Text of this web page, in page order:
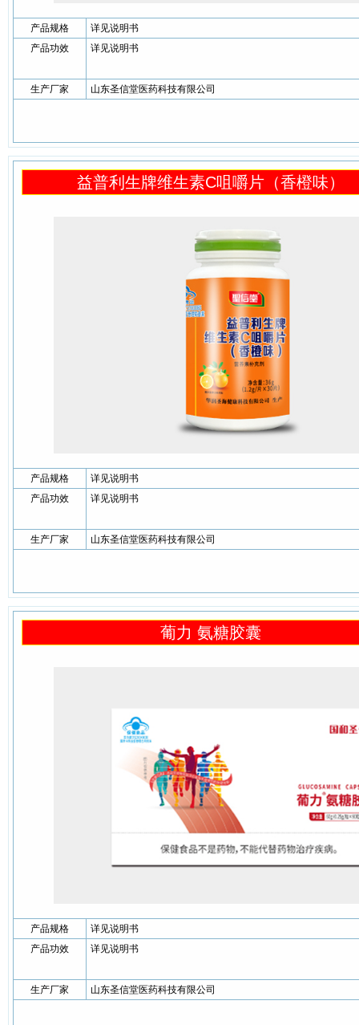
产品规格
详见说明书
产品功效
详见说明书
生产厂家 山东圣信堂医药科技有限公司
益普利生牌维生素C咀嚼片（香橙味）
产品规格
详见说明书
产品功效
详见说明书
生产厂家 山东圣信堂医药科技有限公司
葡力 氨糖胶囊
产品规格
详见说明书
产品功效
详见说明书
生产厂家 山东圣信堂医药科技有限公司